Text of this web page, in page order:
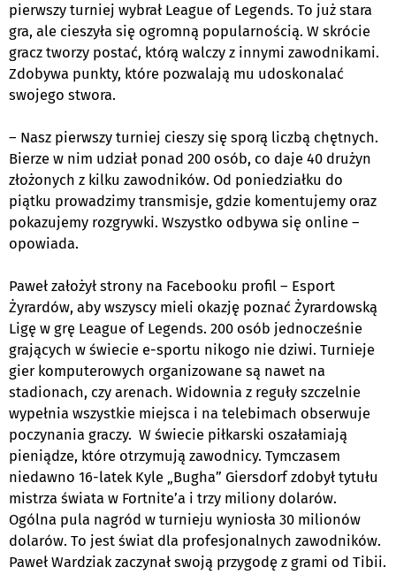
pierwszy turniej wybrał League of Legends. To już stara
gra, ale cieszyła się ogromną popularnością. W skrócie
gracz tworzy postać, którą walczy z innymi zawodnikami.
Zdobywa punkty, które pozwalają mu udoskonalać
swojego stwora.
– Nasz pierwszy turniej cieszy się sporą liczbą chętnych.
Bierze w nim udział ponad 200 osób, co daje 40 drużyn
złożonych z kilku zawodników. Od poniedziałku do
piątku prowadzimy transmisje, gdzie komentujemy oraz
pokazujemy rozgrywki. Wszystko odbywa się online –
opowiada.
Paweł założył strony na Facebooku profil – Esport
Żyrardów, aby wszyscy mieli okazję poznać Żyrardowską
Ligę w grę League of Legends. 200 osób jednocześnie
grających w świecie e-sportu nikogo nie dziwi. Turnieje
gier komputerowych organizowane są nawet na
stadionach, czy arenach. Widownia z reguły szczelnie
wypełnia wszystkie miejsca i na telebimach obserwuje
poczynania graczy. W świecie piłkarski oszałamiają
pieniądze, które otrzymują zawodnicy. Tymczasem
niedawno 16-latek Kyle „Bugha” Giersdorf zdobył tytułu
mistrza świata w Fortnite’a i trzy miliony dolarów.
Ogólna pula nagród w turnieju wyniosła 30 milionów
dolarów. To jest świat dla profesjonalnych zawodników.
Paweł Wardziak zaczynał swoją przygodę z grami od Tibii.